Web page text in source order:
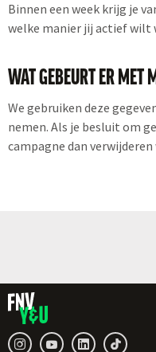
Binnen een week krijg je
welke manier jij actief wilt
WAT GEBEURT ER MET
We gebruiken deze
nemen. Als je besluit om
campagne dan verwijderen